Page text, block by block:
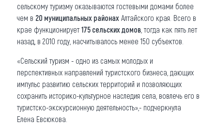
сельскому туризму оказываются гостевыми домами более
чем в 20 муниципальных районах Алтайского края. Всего в
крае функционирует 175 сельских домов , тогда как пять лет
назад, в 2010 году, насчитывалось менее 150 субъектов.
«Сельский туризм - одно из самых молодых и
перспективных направлений туристского бизнеса, дающих
импульс развитию сельских территорий и позволяющих
сохранить историко-культурное наследия села, вовлечь его в
туристско-экскурсионную деятельность»,- подчеркнула
Елена Евсюкова.